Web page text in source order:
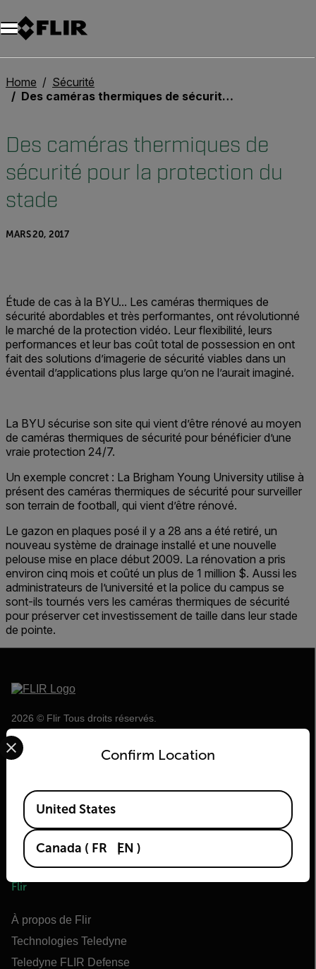
Unread messages
Modèle
Supprimer
articles
article
Ajouter au panier
Ajouté au panier
Home
Sécurité
Des caméras thermiques de sécurité pour la protection du stade
Des caméras thermiques de
sécurité pour la protection du
stade
MARS 20, 2017
Étude de cas à la BYU... Les caméras thermiques de
sécurité abordables et très performantes, ont révolutionné
le marché de la protection vidéo. Leur flexibilité, leurs
performances et leur bas coût total de possession en ont
fait des solutions d’imagerie de sécurité viables dans un
éventail d’applications plus large qu’on ne l’aurait imaginé.
La BYU sécurise son site qui vient d’être rénové au moyen
de caméras thermiques de sécurité pour bénéficier d’une
vraie protection 24/7.
Un exemple concret : La Brigham Young University utilise à
présent des caméras thermiques de sécurité pour surveiller
son terrain de football, qui vient d’être rénové.
Le gazon en plaques posé il y a 28 ans a été retiré, un
nouveau système de drainage installé et une nouvelle
pelouse mise en place début 2009. La rénovation a pris
environ cinq mois et coûté un plus de 1 million $. Aussi les
administrateurs de l’université et la police du campus se
sont-ils tournés vers les caméras thermiques de sécurité
pour préserver cet investissement de taille dans leur stade
de pointe.
2026 © Flir Tous droits réservés.
Flir
À propos de Flir
Technologies Teledyne
Teledyne FLIR Defense
Confirm Location
Select your preferred country and language from the
Available Locations
United States
Canada ( FR EN )